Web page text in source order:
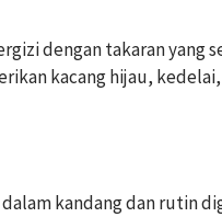
dengan takaran yang
kacang hijau,
kandang dan rutin